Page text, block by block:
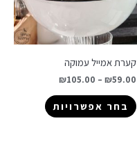
קערת אמייל עמוקה
₪59.00
–
₪105.00
בחר אפשרויות